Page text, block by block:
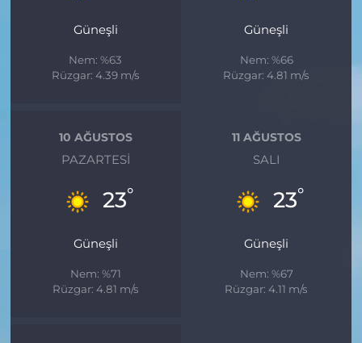
Güneşli
Nem: %63
Rüzgar: 4.39 m/s
Güneşli
Nem: %66
Rüzgar: 4.81 m/s
10 AĞUSTOS
PAZARTESI
23°
Güneşli
Nem: %71
Rüzgar: 4.81 m/s
11 AĞUSTOS
SALI
23°
Güneşli
Nem: %67
Rüzgar: 4.11 m/s